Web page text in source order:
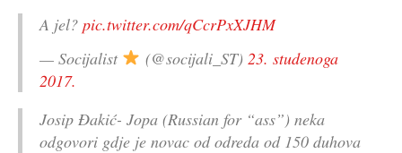
A jel? pic.twitter.com/qCcrPxXJHM
— Socijalist
(@socijali_ST) 23. studenoga
2017.
Josip Đakić- Jopa (Russian for “ass”) neka
odgovori gdje je novac od odreda od 150 duhova